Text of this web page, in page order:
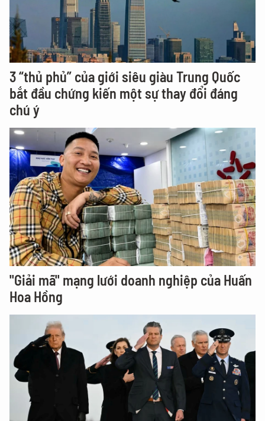
3 “thủ phủ” của giới siêu giàu Trung Quốc
bắt đầu chứng kiến một sự thay đổi đáng
chú ý
"Giải mã" mạng lưới doanh nghiệp của Huấn
Hoa Hồng